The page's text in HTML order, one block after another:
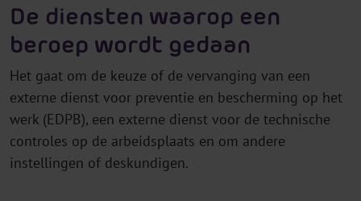
De diensten waarop een
beroep wordt gedaan
Het gaat om de keuze of de vervanging van een
externe dienst voor preventie en bescherming op het
werk (EDPB), een externe dienst voor de technische
controles op de arbeidsplaats en om andere
instellingen of deskundigen.